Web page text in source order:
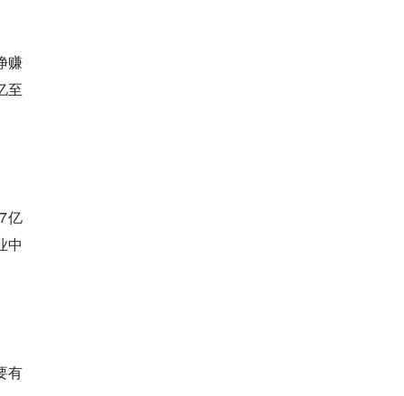
赚
至
亿
中
有